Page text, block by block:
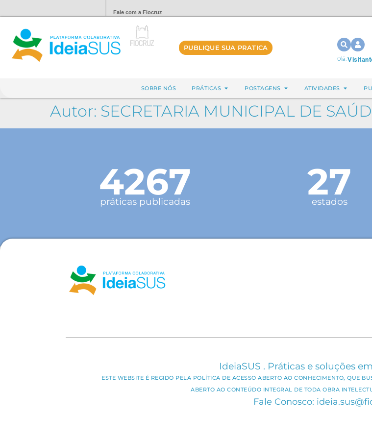
Fale com a Fiocruz
PUBLIQUE SUA PRATICA
Olá,
SOBRE NÓS PRÁTICAS POSTAGENS ATIVIDADES
Autor: SECRETARIA MUNICIPAL DE
4267
práticas publicadas 27
estados
IdeiaSUS . Práticas e soluções
ESTE WEBSITE É REGIDO PELA POLÍTICA DE ACESSO ABERTO AO CONHECIMENTO, QUE
ABERTO AO CONTEÚDO INTEGRAL DE TODA OBRA
Fale Conosco: